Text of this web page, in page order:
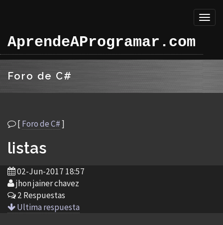
AprendeAProgramar.com
Foro de C#
[Foro de C#]
listas
02-Jun-2017 18:57
jhon jainer chavez
2 Respuestas
Ultima respuesta